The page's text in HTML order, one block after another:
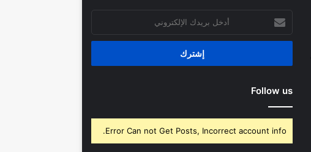
بريدك
الإلكتروني
Follow us
Error Can not Get Posts, Incorrect account info.